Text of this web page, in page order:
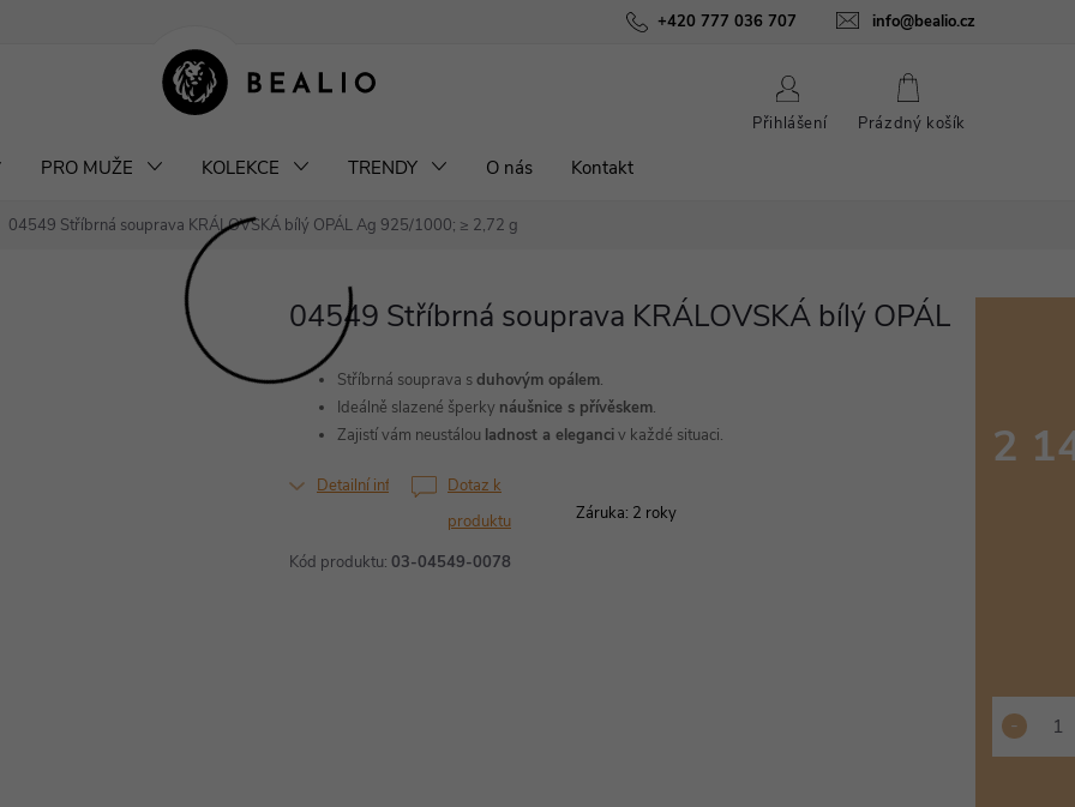
+420 777 036 707 info@bealio.cz
Podmínky ochrany osobních údajů O nás Péče o šperky
Přihlášení
NÁKUPNÍ
Prázdný košík
PRO MUŽE KOLEKCE TRENDY O nás Kontakt
04549 Stříbrná souprava KRÁLOVSKÁ bílý OPÁLAg 925/1000; ≥ 2,72 g
04549 Stříbrná souprava KRÁLOVSKÁ bílý OPÁL
Kód produktu: 03-04549-0078
Stříbrná souprava sduhovým opálem.
Ideálně slazené šperky náušnice s přívěskem.
Zajistí vám neustálou ladnost a eleganciv každé situaci.
Detailní informace
2
Dotaz k
produktu
Záruka: 2 roky